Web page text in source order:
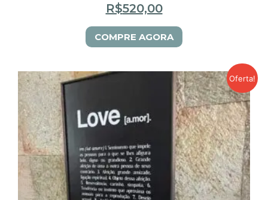
R$520,00
COMPRE AGORA
Oferta!